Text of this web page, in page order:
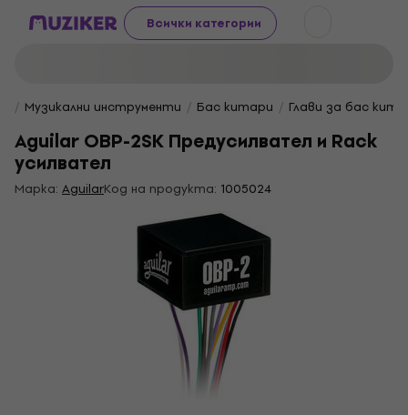
Всички категории
Музикални инструменти Бас китари Глави за бас
Aguilar OBP-2SK Предусилвател и Rack
усилвател
Марка: AguilarКод на продукта: 1005024